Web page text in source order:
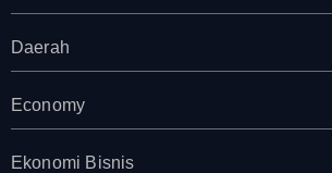
Daerah
Economy
Ekonomi Bisnis